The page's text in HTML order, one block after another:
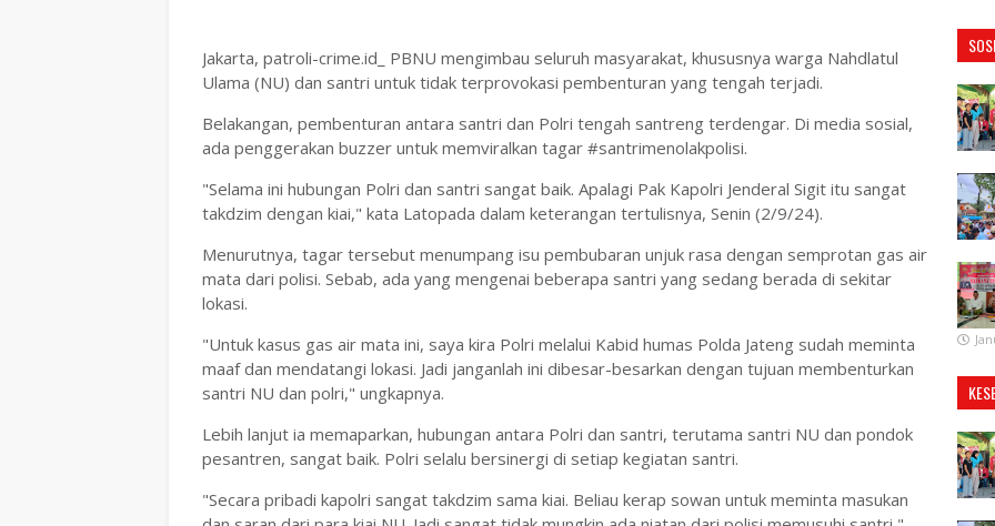
Jakarta, patroli-crime.id_ PBNU mengimbau seluruh masyarakat, khususnya warga Nahdlatul
Ulama (NU) dan santri untuk tidak terprovokasi pembenturan yang tengah terjadi.
Belakangan, pembenturan antara santri dan Polri tengah santreng terdengar. Di media sosial,
ada penggerakan buzzer untuk memviralkan tagar #santrimenolakpolisi.
"Selama ini hubungan Polri dan santri sangat baik. Apalagi Pak Kapolri Jenderal Sigit itu sangat
takdzim dengan kiai," kata Latopada dalam keterangan tertulisnya, Senin (2/9/24).
Menurutnya, tagar tersebut menumpang isu pembubaran unjuk rasa dengan semprotan gas air
mata dari polisi. Sebab, ada yang mengenai beberapa santri yang sedang berada di sekitar
lokasi.
"Untuk kasus gas air mata ini, saya kira Polri melalui Kabid humas Polda Jateng sudah meminta
maaf dan mendatangi lokasi. Jadi janganlah ini dibesar-besarkan dengan tujuan membenturkan
santri NU dan polri," ungkapnya.
Lebih lanjut ia memaparkan, hubungan antara Polri dan santri, terutama santri NU dan pondok
pesantren, sangat baik. Polri selalu bersinergi di setiap kegiatan santri.
"Secara pribadi kapolri sangat takdzim sama kiai. Beliau kerap sowan untuk meminta masukan